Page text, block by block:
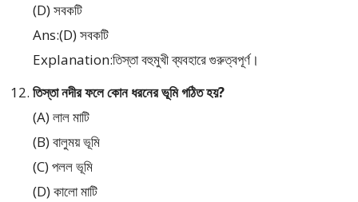
(D) সবকটি
Ans:(D) সবকটি
Explanation:তিস্তা বহুমুখী ব্যবহারে গুরুত্বপূর্ণ।
তিস্তা নদীর ফলে কোন ধরনের ভূমি গঠিত হয়?
(A) লাল মাটি
(B) বালুময় ভূমি
(C) পলল ভূমি
(D) কালো মাটি